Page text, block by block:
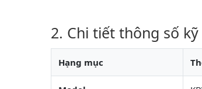
Chi tiết thông số
Hạng mục